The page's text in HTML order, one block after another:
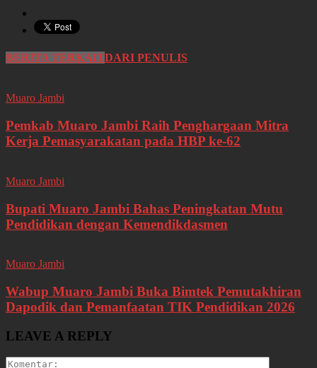
BERITA TERKAITDARI PENULIS
Muaro Jambi
Pemkab Muaro Jambi Raih Penghargaan Mitra
Kerja Pemasyarakatan pada HBP ke-62
Muaro Jambi
Bupati Muaro Jambi Bahas Peningkatan Mutu
Pendidikan dengan Kemendikdasmen
Muaro Jambi
Wabup Muaro Jambi Buka Bimtek Pemutakhiran
Dapodik dan Pemanfaatan TIK Pendidikan 2026
LEAVE A REPLY